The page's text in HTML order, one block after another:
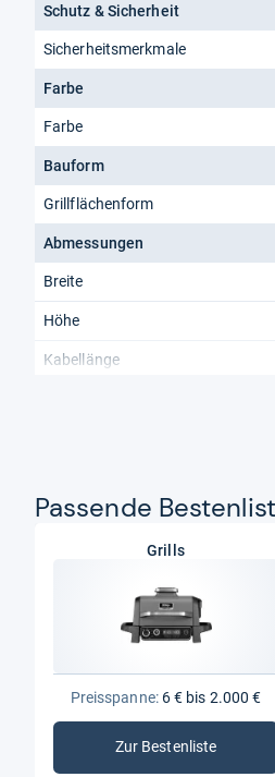
Schutz & Sicherheit
Sicherheitsmerkmale
Farbe
Farbe
Bauform
Grillflächenform
Abmessungen
Breite
Höhe
Kabellänge
Pas­sende
Grills
Preisspanne:6 € bis 2.000 €
Zur Bestenliste
: Grills